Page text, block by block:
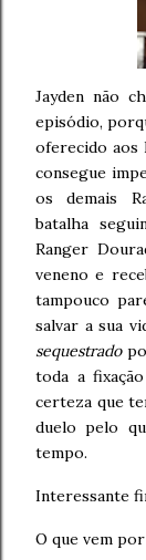
Jayden não
episódio,
oferecido aos
consegue
os demais
batalha
Ranger
veneno e
tampouco
salvar a sua
sequestrado
toda a
certeza que
duelo pelo
tempo.
Interessante
O que vem